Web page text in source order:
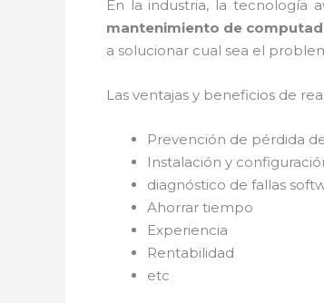
En la industria, la tecnología
mantenimiento de
a solucionar cual sea el
Las ventajas y beneficios de
Prevención de pérdida
Instalación y
diagnóstico de fallas
Ahorrar tiempo
Experiencia
Rentabilidad
etc